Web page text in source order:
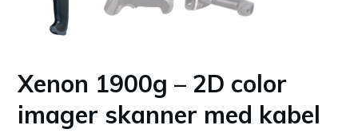
Xenon 1900g – 2D color
imager skanner med kabel